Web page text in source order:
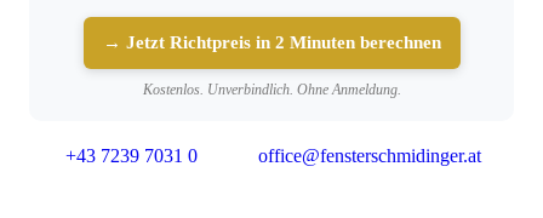
→ Jetzt Richtpreis in 2 Minuten berechnen
Kostenlos. Unverbindlich. Ohne Anmeldung.
+43 7239 7031 0 office@fensterschmidinger.at